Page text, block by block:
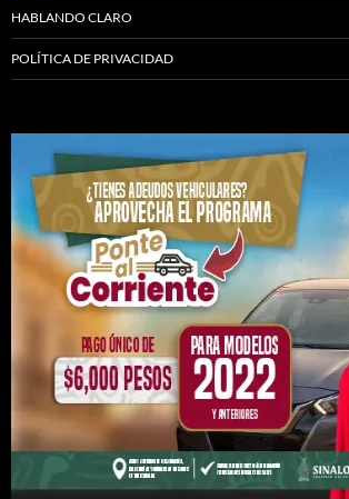
HABLANDO CLARO
POLÍTICA DE PRIVACIDAD